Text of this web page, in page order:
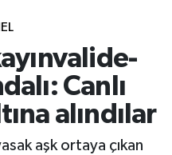
Canlı
alındılar
aşk ortaya çıkan